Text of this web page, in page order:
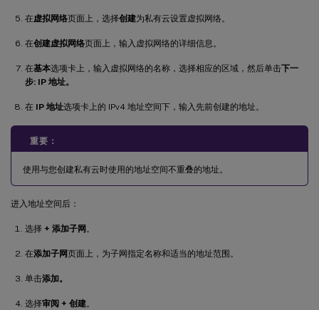
在虚拟网络页面上，选择创建为私有云设置虚拟网络。
在创建虚拟网络页面上，输入虚拟网络的详细信息。
在基本选项卡上，输入虚拟网络的名称，选择相应的区域，然后单击下一
步: IP 地址。
在 IP 地址选项卡上的 IPv4 地址空间下，输入先前创建的地址。
重要：
使用与您创建私有云时使用的地址空间不重叠的地址。
进入地址空间后：
选择 + 添加子网 。
在添加子网页面上，为子网指定名称和适当的地址范围。
单击添加。
选择审阅 + 创建。